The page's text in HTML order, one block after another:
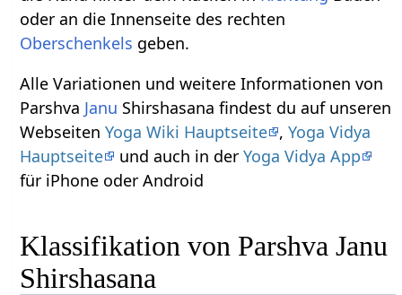
oder an die Innenseite des rechten
Oberschenkels geben.
Alle Variationen und weitere Informationen von
Parshva Janu Shirshasana findest du auf unseren
WebseitenYoga Wiki Hauptseite ,Yoga Vidya
Hauptseite
und auch in derYoga Vidya App
für iPhone oder Android
Klassifikation von Parshva Janu
Shirshasana